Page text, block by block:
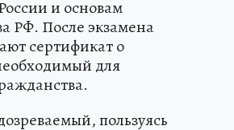
и основам
РФ. После экзамена
сертификат о
для
пользуясь